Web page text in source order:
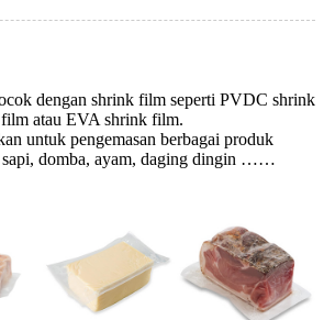
dengan shrink film seperti PVDC shrink
atau EVA shrink film.
untuk pengemasan berbagai produk
sapi, domba, ayam, daging dingin ……